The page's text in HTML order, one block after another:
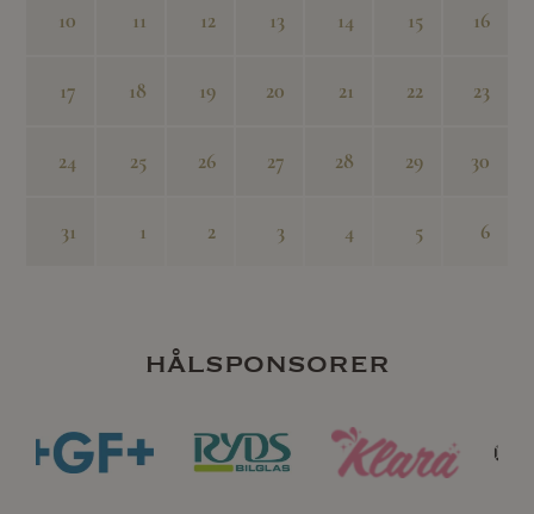
10 11 12 13 14 15 16
17 18 19 20 21 22 23
24 25 26 27 28 29 30
31 1 2 3 4 5 6
hålsponsorer